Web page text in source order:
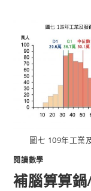
圖七 109年工業
閱讀數學
補腦算算